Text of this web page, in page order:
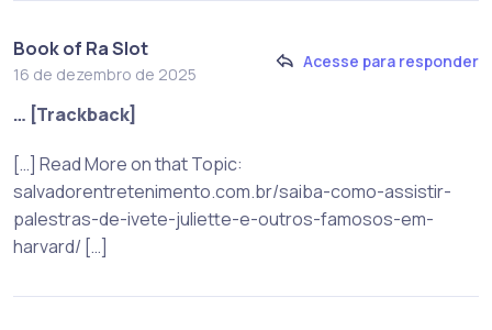
Book of Ra Slot
16 de dezembro de 2025
Acesse para responder
… [Trackback]
[…] Read More on that Topic:
salvadorentretenimento.com.br/saiba-como-assistir-
palestras-de-ivete-juliette-e-outros-famosos-em-
harvard/ […]